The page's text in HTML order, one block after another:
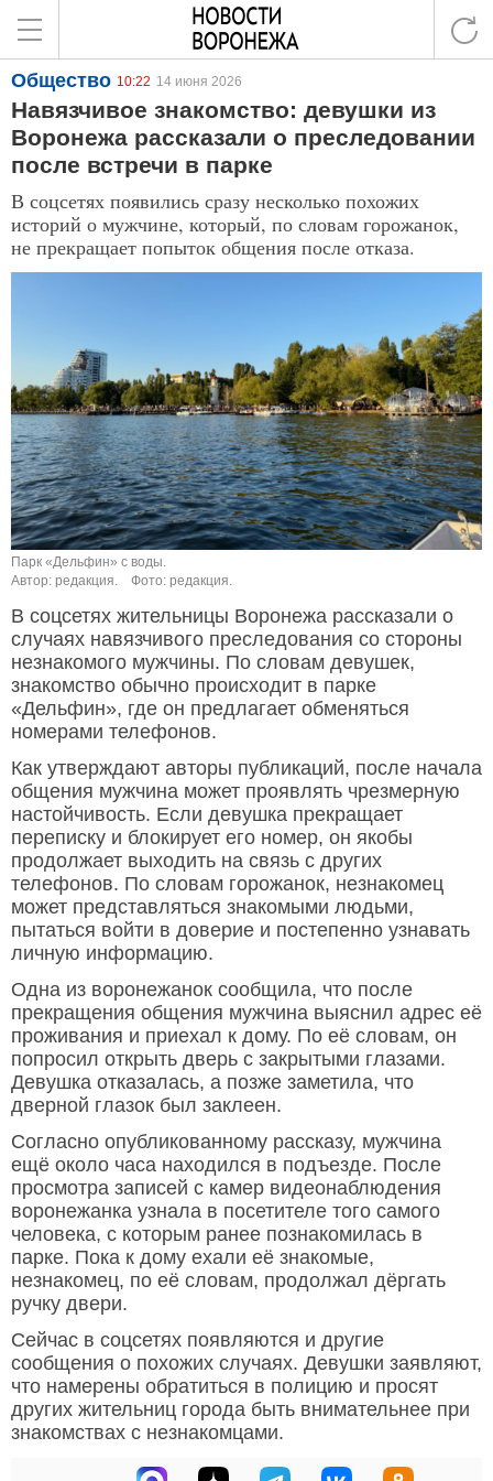
Общество 10:22 14 июня 2026
Навязчивое знакомство: девушки из
Воронежа рассказали о преследовании
после встречи в парке
В соцсетях появились сразу несколько похожих
историй о мужчине, который, по словам горожанок,
не прекращает попыток общения после отказа.
Парк «Дельфин» с воды.
Автор: редакция.
Фото: редакция.
В соцсетях жительницы Воронежа рассказали о
случаях навязчивого преследования со стороны
незнакомого мужчины. По словам девушек,
знакомство обычно происходит в парке
«Дельфин», где он предлагает обменяться
номерами телефонов.
Как утверждают авторы публикаций, после начала
общения мужчина может проявлять чрезмерную
настойчивость. Если девушка прекращает
переписку и блокирует его номер, он якобы
продолжает выходить на связь с других
телефонов. По словам горожанок, незнакомец
может представляться знакомыми людьми,
пытаться войти в доверие и постепенно узнавать
личную информацию.
Одна из воронежанок сообщила, что после
прекращения общения мужчина выяснил адрес её
проживания и приехал к дому. По её словам, он
попросил открыть дверь с закрытыми глазами.
Девушка отказалась, а позже заметила, что
дверной глазок был заклеен.
Согласно опубликованному рассказу, мужчина
ещё около часа находился в подъезде. После
просмотра записей с камер видеонаблюдения
воронежанка узнала в посетителе того самого
человека, с которым ранее познакомилась в
парке. Пока к дому ехали её знакомые,
незнакомец, по её словам, продолжал дёргать
ручку двери.
Сейчас в соцсетях появляются и другие
сообщения о похожих случаях. Девушки заявляют,
что намерены обратиться в полицию и просят
других жительниц города быть внимательнее при
знакомствах с незнакомцами.